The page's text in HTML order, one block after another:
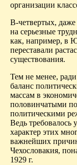
организации
В-четвертых,
на серьезные
как, например, в
переставали
существования.
Тем не менее,
баланс
массам в
половинчатыми
политическими
Ведь требовалось
характер этих
важнейших
Чехословакия,
1929 г.